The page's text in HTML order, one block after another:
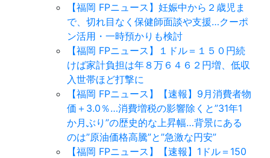
【福岡 FPニュース】妊娠中から２歳児ま
で、切れ目なく保健師面談や支援…クーポ
ン活用・一時預かりも検討
【福岡 FPニュース】１ドル＝１５０円続
けば家計負担は年８万６４６２円増、低収
入世帯ほど打撃に
【福岡 FPニュース】【速報】9月消費者物
価＋3.0％…消費増税の影響除くと”31年1
か月ぶり”の歴史的な上昇幅…背景にある
のは”原油価格高騰”と”急激な円安”
【福岡 FPニュース】【速報】1ドル＝150